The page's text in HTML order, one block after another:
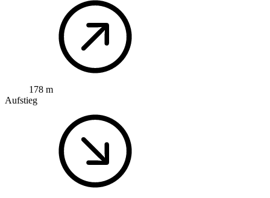
178 m
Aufstieg